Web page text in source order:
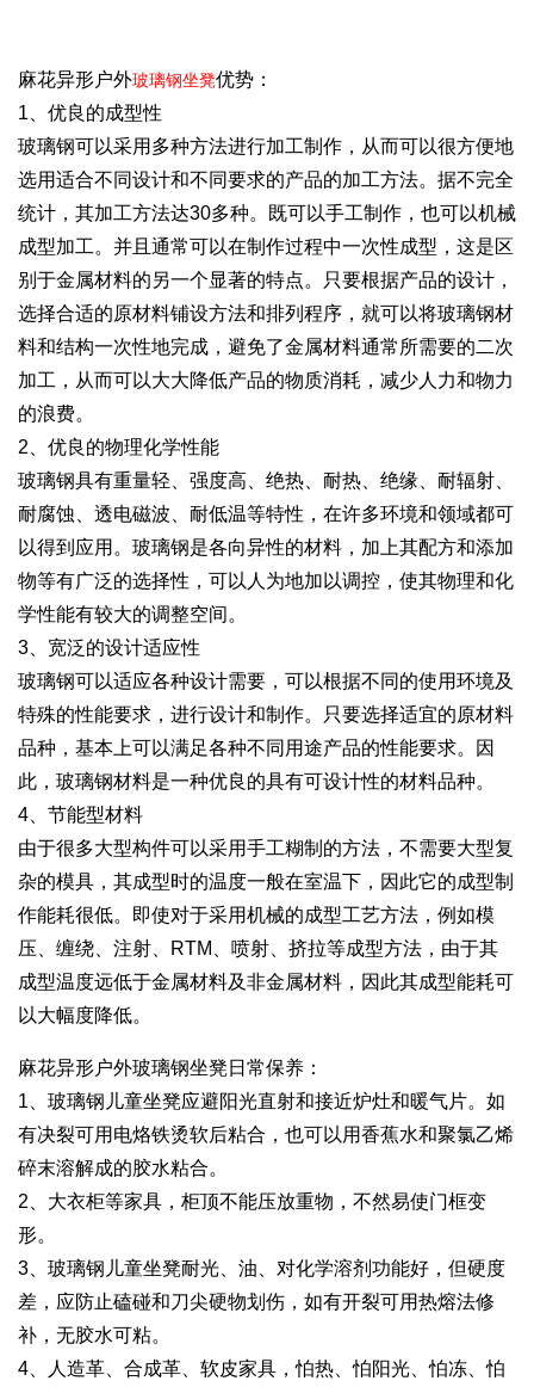
麻花异形户外玻璃钢坐凳优势：
1、优良的成型性
玻璃钢可以采用多种方法进行加工制作，从而可以很方便地
选用适合不同设计和不同要求的产品的加工方法。据不完全
统计，其加工方法达30多种。既可以手工制作，也可以机械
成型加工。并且通常可以在制作过程中一次性成型，这是区
别于金属材料的另一个显著的特点。只要根据产品的设计，
选择合适的原材料铺设方法和排列程序，就可以将玻璃钢材
料和结构一次性地完成，避免了金属材料通常所需要的二次
加工，从而可以大大降低产品的物质消耗，减少人力和物力
的浪费。
2、优良的物理化学性能
玻璃钢具有重量轻、强度高、绝热、耐热、绝缘、耐辐射、
耐腐蚀、透电磁波、耐低温等特性，在许多环境和领域都可
以得到应用。玻璃钢是各向异性的材料，加上其配方和添加
物等有广泛的选择性，可以人为地加以调控，使其物理和化
学性能有较大的调整空间。
3、宽泛的设计适应性
玻璃钢可以适应各种设计需要，可以根据不同的使用环境及
特殊的性能要求，进行设计和制作。只要选择适宜的原材料
品种，基本上可以满足各种不同用途产品的性能要求。因
此，玻璃钢材料是一种优良的具有可设计性的材料品种。
4、节能型材料
由于很多大型构件可以采用手工糊制的方法，不需要大型复
杂的模具，其成型时的温度一般在室温下，因此它的成型制
作能耗很低。即使对于采用机械的成型工艺方法，例如模
压、缠绕、注射、RTM、喷射、挤拉等成型方法，由于其
成型温度远低于金属材料及非金属材料，因此其成型能耗可
以大幅度降低。
麻花异形户外玻璃钢坐凳日常保养：
1、玻璃钢儿童坐凳应避阳光直射和接近炉灶和暖气片。如
有决裂可用电烙铁烫软后粘合，也可以用香蕉水和聚氯乙烯
碎末溶解成的胶水粘合。
2、大衣柜等家具，柜顶不能压放重物，不然易使门框变
形。
3、玻璃钢儿童坐凳耐光、油、对化学溶剂功能好，但硬度
差，应防止磕碰和刀尖硬物划伤，如有开裂可用热熔法修
补，无胶水可粘。
4、人造革、合成革、软皮家具，怕热、怕阳光、怕冻、怕